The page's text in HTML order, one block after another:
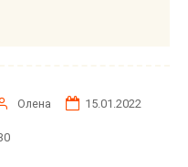
Олена 15.01.2022